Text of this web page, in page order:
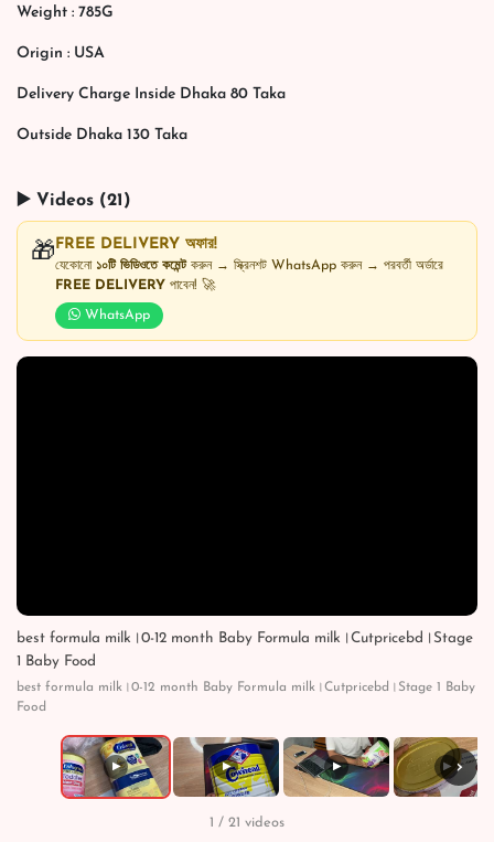
Weight : 785G
Origin : USA
Delivery Charge Inside Dhaka 80 Taka
Outside Dhaka 130 Taka
▶️ Videos (21)
🎁 FREE DELIVERY অফার!
যেকোনো ১০টি ভিডিওতে কমেন্টকরুন → স্ক্রিনশট WhatsApp করুন → পরবর্তী অর্ডারে
FREE DELIVERY পাবেন! 🚀
WhatsApp
best formula milk।0-12 month Baby Formula milk।Cutpricebd।Stage
1 Baby Food
best formula milk।0-12 month Baby Formula milk।Cutpricebd।Stage 1 Baby
Food
▶ ▶ ▶ ▶ ›
1 / 21 videos